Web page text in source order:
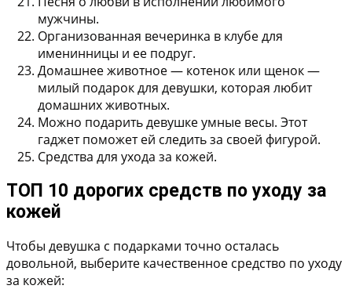
мужчины.
Организованная вечеринка в клубе для
именинницы и ее подруг.
Домашнее животное— котенок или щенок —
милый подарок для девушки, которая любит
домашних животных.
Можно подарить девушке умные весы. Этот
гаджет поможет ей следить за своей фигурой.
Средства для ухода за кожей.
ТОП 10 дорогих средств по уходу за
кожей
Чтобы девушка с подарками точно осталась
довольной, выберите качественное средство по уходу
за кожей: